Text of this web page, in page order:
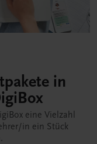
in
eine Vielzahl
in ein Stück